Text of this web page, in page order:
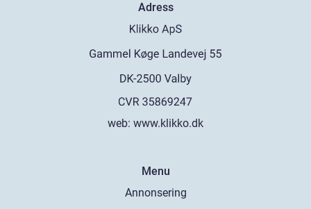
Adress
web: www.klikko.dk
Menu
Annonsering